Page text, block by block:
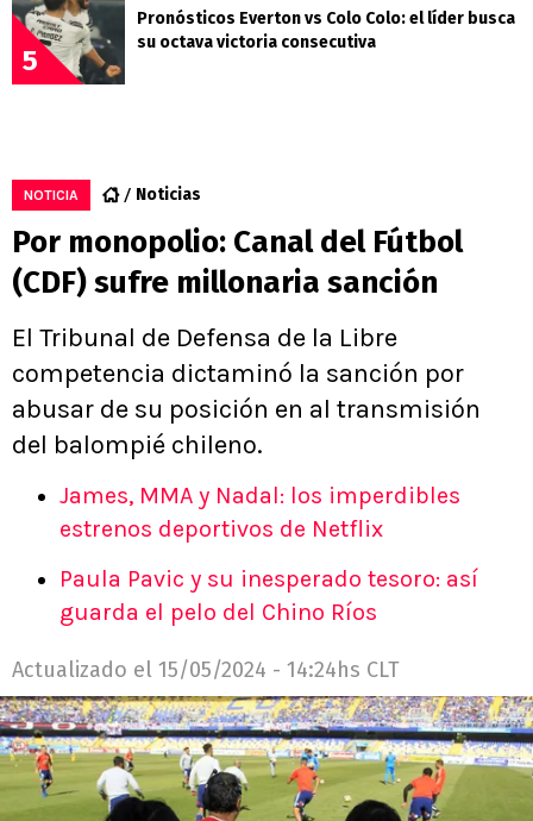
5
Pronósticos Everton vs Colo Colo: el líder busca
su octava victoria consecutiva
NOTICIA Noticias
Por monopolio: Canal del Fútbol
(CDF) sufre millonaria sanción
El Tribunal de Defensa de la Libre
competencia dictaminó la sanción por
abusar de su posición en al transmisión
del balompié chileno.
James, MMA y Nadal: los imperdibles
estrenos deportivos de Netflix
Paula Pavic y su inesperado tesoro: así
guarda el pelo del Chino Ríos
Actualizado el 15/05/2024 - 14:24hs CLT